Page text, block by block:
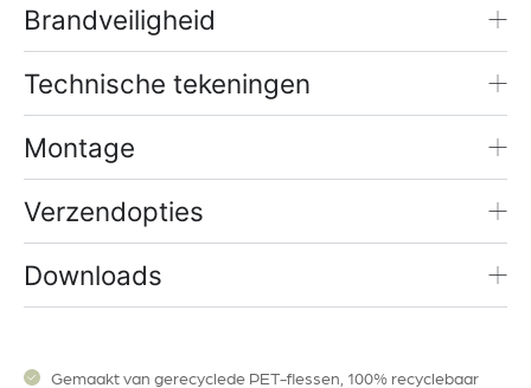
Brandveiligheid
Technische tekeningen
Montage
Verzendopties
Downloads
Gemaakt van gerecyclede PET-flessen, 100% recyclebaar